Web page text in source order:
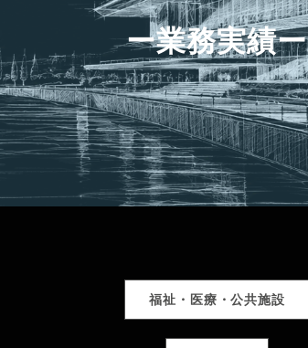
ー業務実績ー
福祉・医療・公共施設